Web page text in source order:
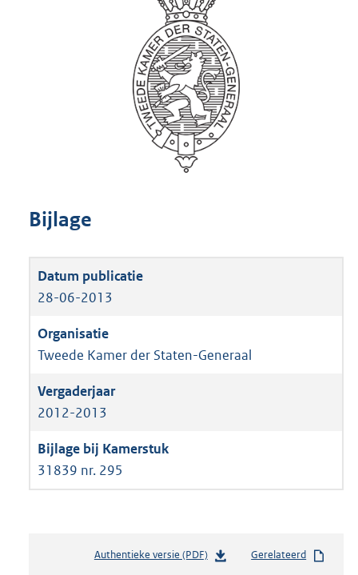
Bijlage
28-06-2013
Tweede Kamer der Staten-Generaal
2012-2013
31839 nr. 295
Authentieke versie (PDF)b
Gerelateerd